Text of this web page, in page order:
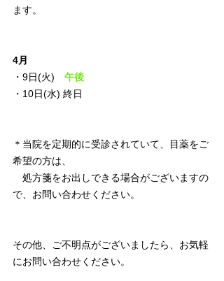
ます。
4月
・9日(火) 午後
・10日(水) 終日
＊当院を定期的に受診されていて、目薬をご
希望の方は、
処方箋をお出しできる場合がございますの
で、お問い合わせください。
その他、ご不明点がございましたら、お気軽
にお問い合わせください。